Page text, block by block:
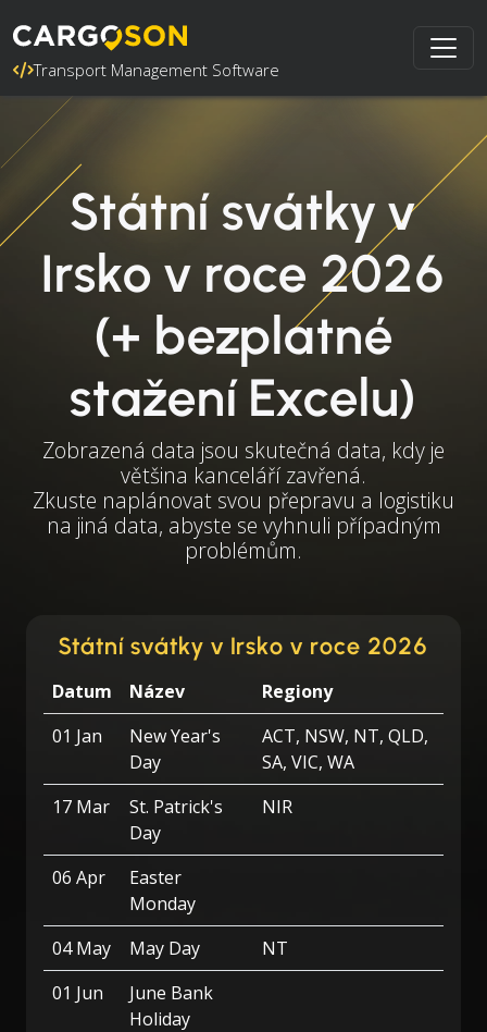
Transport Management Software
Státní svátky v
Irsko v roce 2026
(+ bezplatné
stažení Excelu)
Zobrazená data jsou skutečná data, kdy je
většina kanceláří zavřená.
Zkuste naplánovat svou přepravu a logistiku
na jiná data, abyste se vyhnuli případným
problémům.
Státní svátky v Irsko v roce 2026
Datum Název
Regiony
01 Jan
New Year's
Day
ACT, NSW, NT, QLD,
SA, VIC, WA
17 Mar
St. Patrick's
Day
NIR
06 Apr
Easter
Monday
04 May
May Day
NT
01 Jun
June Bank
Holiday